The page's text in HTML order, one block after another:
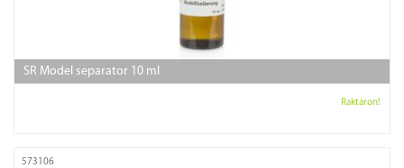
SR Model separator 10 ml
Raktáron!
573106